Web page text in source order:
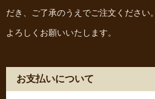
だき、ご了承のうえでご注文ください。
よろしくお願いいたします。
お支払いについて